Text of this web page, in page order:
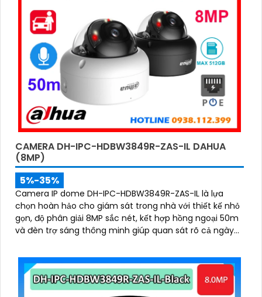
CAMERA DH-IPC-HDBW3849R-ZAS-IL DAHUA
(8MP)
5%-35%
Camera IP dome DH-IPC-HDBW3849R-ZAS-IL là lựa
chọn hoàn hảo cho giám sát trong nhà với thiết kế nhỏ
gọn, độ phân giải 8MP sắc nét, kết hợp hồng ngoại 50m
và đèn trợ sáng thông minh giúp quan sát rõ cả ngày
nhớ lên đến 512GB và công nghệ phân biệt người và
phương tiện, nâng cao độ chính xác trong cảnh báo, hỗ
trợ POE tiện lợi